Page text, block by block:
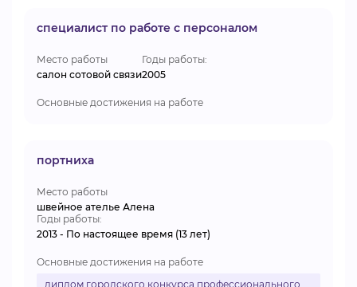
специалист по работе с персоналом
Место работы
салон сотовой связи
Годы работы:
2005
Основные достижения на работе
портниха
Место работы
швейное ателье Алена
Годы работы:
2013 - По настоящее время (13 лет)
Основные достижения на работе
диплом городского конкурса профессионального